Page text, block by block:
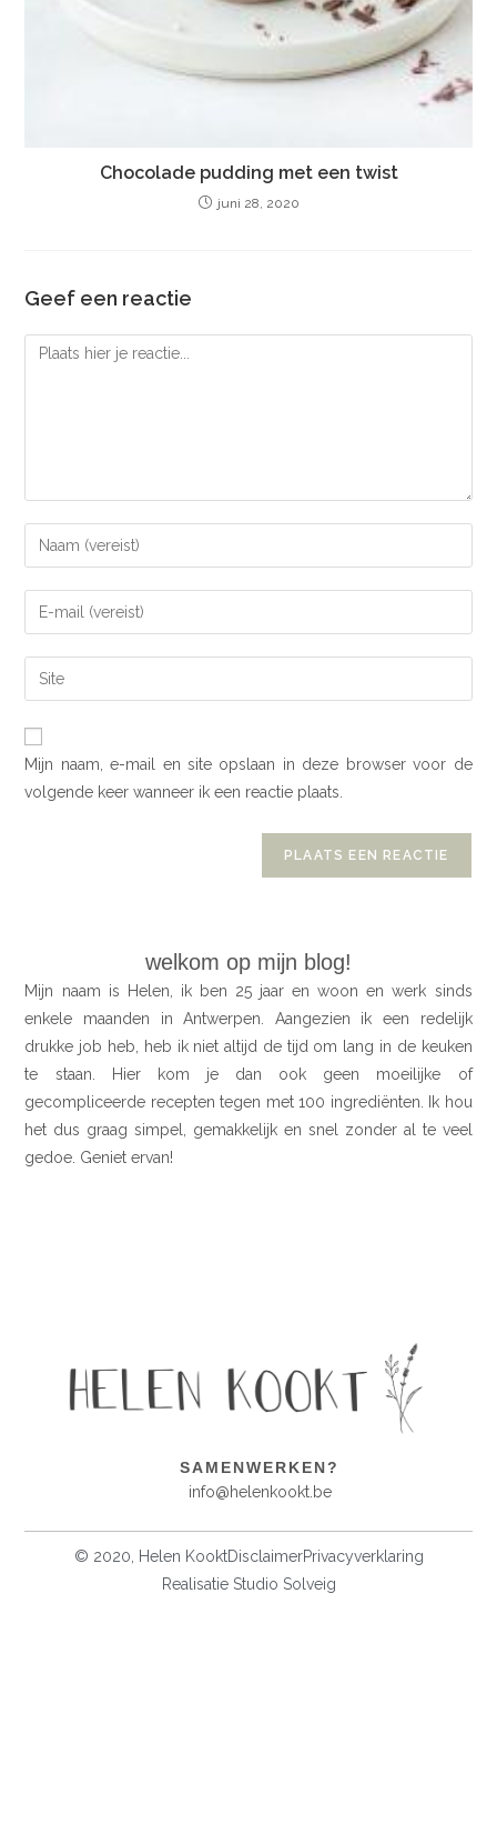
Chocolade pudding met een twist
juni 28, 2020
Geef een reactie
Mijn naam, e-mail en site opslaan in deze browser voor de
volgende keer wanneer ik een reactie plaats.
welkom op mijn blog!
Mijn naam is Helen, ik ben 25 jaar en woon en werk sinds
enkele maanden in Antwerpen. Aangezien ik een redelijk
drukke job heb, heb ik niet altijd de tijd om lang in de keuken
te staan. Hier kom je dan ook geen moeilijke of
gecompliceerde recepten tegen met 100 ingrediënten. Ik hou
het dus graag simpel, gemakkelijk en snel zonder al te veel
gedoe. Geniet ervan!
SAMENWERKEN?
info@helenkookt.be
© 2020, Helen KooktDisclaimerPrivacyverklaring
Realisatie Studio Solveig